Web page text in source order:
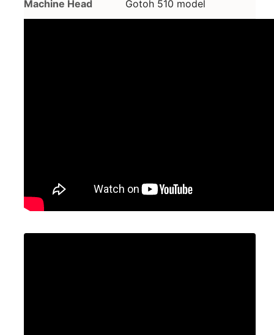
Machine Head Gotoh 510 model